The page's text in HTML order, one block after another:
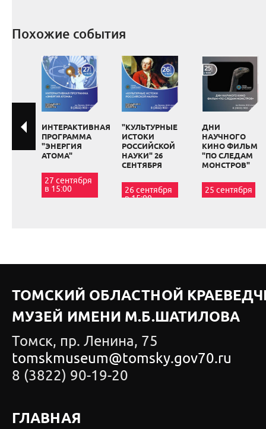
Похожие события
ИНТЕРАКТИВНАЯ
ПРОГРАММА
"ЭНЕРГИЯ
АТОМА"
27 сентября
в 15:00
"КУЛЬТУРНЫЕ
ИСТОКИ
РОССИЙСКОЙ
НАУКИ" 26
СЕНТЯБРЯ
26 сентября
в 15:00
ДНИ
НАУЧНОГО
КИНО ФИЛЬМ
"ПО СЛЕДАМ
МОНСТРОВ"
25 сентября
ТОМСКИЙ ОБЛАСТНОЙ
МУЗЕЙ ИМЕНИ М.Б.ШАТИЛОВА
Томск, пр. Ленина, 75
tomskmuseum@tomsky.gov70.ru
8 (3822) 90-19-20
ГЛАВНАЯ